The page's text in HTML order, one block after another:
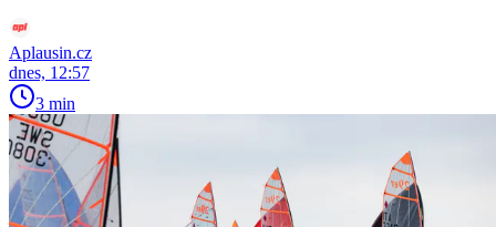
Aplausin.cz
dnes, 12:57
3 min